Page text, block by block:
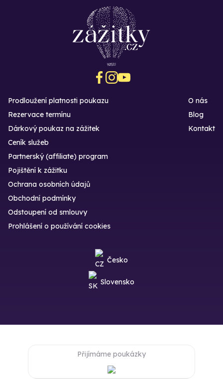
Prodloužení platnosti poukazu
Rezervace termínu
Dárkový poukaz na zážitek
O nás
Blog
Kontakt
Ceník služeb
Partnerský (affiliate) program
Pojištění k zážitku
Ochrana osobních údajů
Obchodní podmínky
Odstoupení od smlouvy
Prohlášení o používání cookies
Česko
Slovensko
Přijímáme poukázky